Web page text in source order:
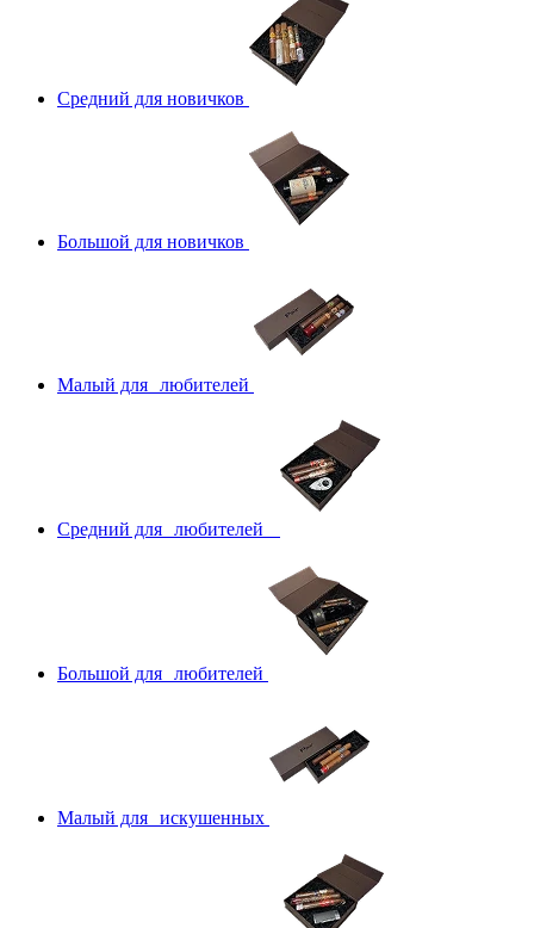
Средний для новичков
Большой для новичков
Малый для любителей
Средний для любителей
Большой для любителей
Малый для искушенных